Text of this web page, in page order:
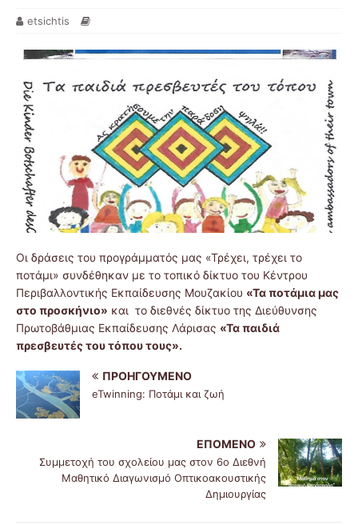
etsichtis
Οι δράσεις του προγράμματός μας «Τρέχει, τρέχει το
ποτάμι» συνδέθηκαν με το τοπικό δίκτυο του Κέντρου
Περιβαλλοντικής Εκπαίδευσης Μουζακίου «Τα ποτάμια μας
στο προσκήνιο» και το διεθνές δίκτυο της Διεύθυνσης
Πρωτοβάθμιας Εκπαίδευσης Λάρισας «Τα παιδιά
πρεσβευτές του τόπου τους».
ΠΡΟΗΓΟΎΜΕΝΟ
eTwinning: Ποτάμι και ζωή
ΕΠΌΜΕΝΟ
Συμμετοχή του σχολείου μας στον 6ο Διεθνή
Μαθητικό Διαγωνισμό Οπτικοακουστικής
Δημιουργίας